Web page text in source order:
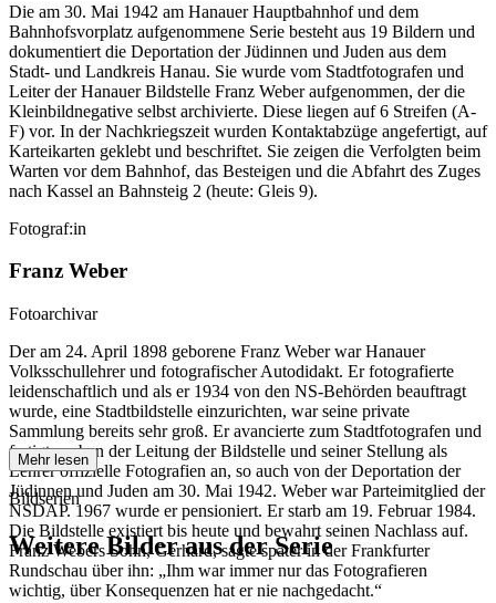
Die am 30. Mai 1942 am Hanauer Hauptbahnhof und dem
Bahnhofsvorplatz aufgenommene Serie besteht aus 19 Bildern und
dokumentiert die Deportation der Jüdinnen und Juden aus dem
Stadt- und Landkreis Hanau. Sie wurde vom Stadtfotografen und
Leiter der Hanauer Bildstelle Franz Weber aufgenommen, der die
Kleinbildnegative selbst archivierte. Diese liegen auf 6 Streifen (A-
F) vor. In der Nachkriegszeit wurden Kontaktabzüge angefertigt, auf
Karteikarten geklebt und beschriftet. Sie zeigen die Verfolgten beim
Warten vor dem Bahnhof, das Besteigen und die Abfahrt des Zuges
nach Kassel an Bahnsteig 2 (heute: Gleis 9).
Fotograf:in
Franz Weber
Fotoarchivar
Der am 24. April 1898 geborene Franz Weber war Hanauer
Volksschullehrer und fotografischer Autodidakt. Er fotografierte
leidenschaftlich und als er 1934 von den NS-Behörden beauftragt
wurde, eine Stadtbildstelle einzurichten, war seine private
Sammlung bereits sehr groß. Er avancierte zum Stadtfotografen und
fertigte neben der Leitung der Bildstelle und seiner Stellung als
Lehrer offizielle Fotografien an, so auch von der Deportation der
Jüdinnen und Juden am 30. Mai 1942. Weber war Parteimitglied der
NSDAP. 1967 wurde er pensioniert. Er starb am 19. Februar 1984.
Die Bildstelle existiert bis heute und bewahrt seinen Nachlass auf.
Franz Webers Sohn, Gerhard, sagte später in der Frankfurter
Rundschau über ihn: „Ihm war immer nur das Fotografieren
wichtig, über Konsequenzen hat er nie nachgedacht.“
Mehr lesen
Bildserien
Weitere Bilder aus der Serie
1942 Hanau